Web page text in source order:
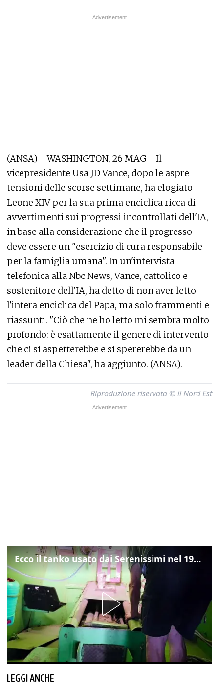
(ANSA) - WASHINGTON, 26 MAG - Il
vicepresidente Usa JD Vance, dopo le aspre
tensioni delle scorse settimane, ha elogiato
Leone XIV per la sua prima enciclica ricca di
avvertimenti sui progressi incontrollati dell'IA,
in base alla considerazione che il progresso
deve essere un "esercizio di cura responsabile
per la famiglia umana". In un'intervista
telefonica alla Nbc News, Vance, cattolico e
sostenitore dell'IA, ha detto di non aver letto
l'intera enciclica del Papa, ma solo frammenti e
riassunti. "Ciò che ne ho letto mi sembra molto
profondo: è esattamente il genere di intervento
che ci si aspetterebbe e si spererebbe da un
leader della Chiesa", ha aggiunto. (ANSA).
Riproduzione riservata © il Nord Est
Ecco il tanko usato dai Serenissimi nel 1997 per il blitz a San Marco
LEGGI ANCHE